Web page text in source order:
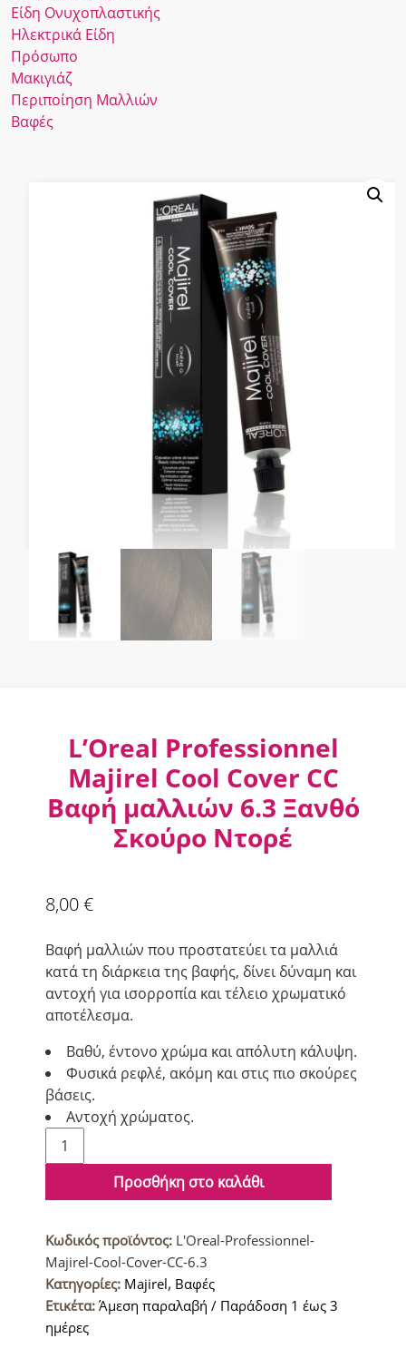
Είδη Ονυχοπλαστικής
Ηλεκτρικά Είδη
Πρόσωπο
Μακιγιάζ
Περιποίηση Μαλλιών
Βαφές
L’Oreal Professionnel
Majirel Cool Cover CC
Βαφή μαλλιών 6.3 Ξανθό
Σκούρο Ντορέ
8,00€
Βαφή μαλλιών που προστατεύει τα μαλλιά
κατά τη διάρκεια της βαφής, δίνει δύναμη και
αντοχή για ισορροπία και τέλειο χρωματικό
αποτέλεσμα.
Βαθύ, έντονο χρώμα και απόλυτη κάλυψη.
Φυσικά ρεφλέ, ακόμη και στις πιο σκούρες
βάσεις.
Αντοχή χρώματος.
L'Oreal
Professionnel
Cool
CC
Βαφή
μαλλιών
6.3
Ξανθό
Προσθήκη στο καλάθι
Κωδικός προϊόντος: L'Oreal-Professionnel-
Majirel-Cool-Cover-CC-6.3
Κατηγορίες: Majirel, Βαφές
Ετικέτα: Άμεση παραλαβή / Παράδοση 1 έως 3
ημέρες